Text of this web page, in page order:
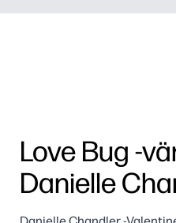
Love Bug -
Danielle